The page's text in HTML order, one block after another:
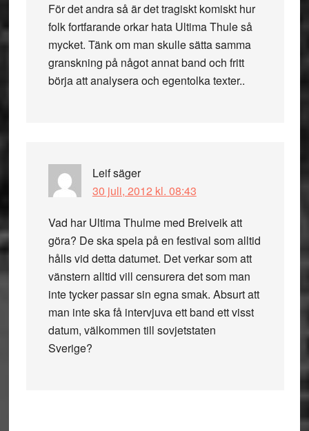
För det andra så är det tragiskt komiskt hur
folk fortfarande orkar hata Ultima Thule så
mycket. Tänk om man skulle sätta samma
granskning på något annat band och fritt
börja att analysera och egentolka texter..
Leifsäger
30 juli, 2012 kl. 08:43
Vad har Ultima Thulme med Breiveik att
göra? De ska spela på en festival som alltid
hålls vid detta datumet. Det verkar som att
vänstern alltid vill censurera det som man
inte tycker passar sin egna smak. Absurt att
man inte ska få intervjuva ett band ett visst
datum, välkommen till sovjetstaten
Sverige?